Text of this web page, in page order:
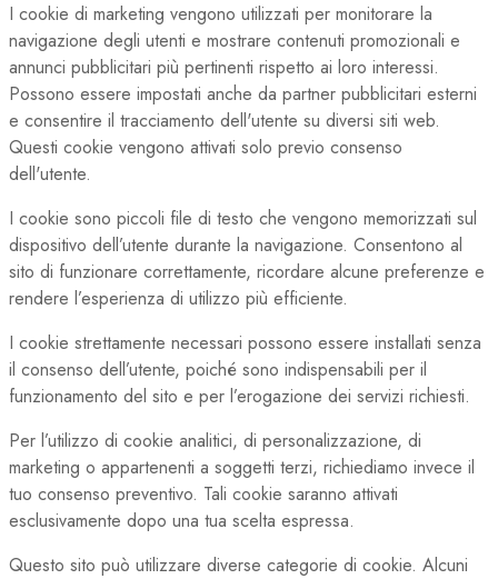
I cookie di marketing vengono utilizzati per monitorare la
navigazione degli utenti e mostrare contenuti promozionali e
annunci pubblicitari più pertinenti rispetto ai loro interessi.
Possono essere impostati anche da partner pubblicitari esterni
e consentire il tracciamento dell'utente su diversi siti web.
Questi cookie vengono attivati solo previo consenso
dell'utente.
I cookie sono piccoli file di testo che vengono memorizzati sul
dispositivo dell’utente durante la navigazione. Consentono al
sito di funzionare correttamente, ricordare alcune preferenze e
rendere l’esperienza di utilizzo più efficiente.
I cookie strettamente necessari possono essere installati senza
il consenso dell’utente, poiché sono indispensabili per il
funzionamento del sito e per l’erogazione dei servizi richiesti.
Per l’utilizzo di cookie analitici, di personalizzazione, di
marketing o appartenenti a soggetti terzi, richiediamo invece il
tuo consenso preventivo. Tali cookie saranno attivati
esclusivamente dopo una tua scelta espressa.
Questo sito può utilizzare diverse categorie di cookie. Alcuni